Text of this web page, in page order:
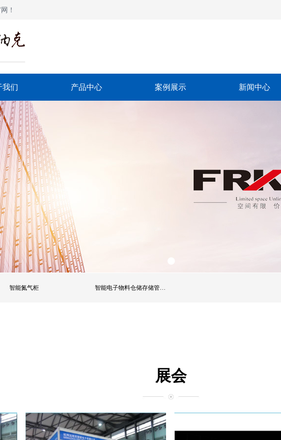
我们 产品中心 案例展示 新闻中心
！
智能氮气柜 智能电子物料仓储存储管理系列
展会